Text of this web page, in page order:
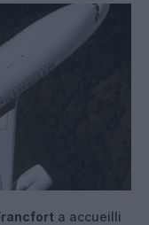
a accueilli